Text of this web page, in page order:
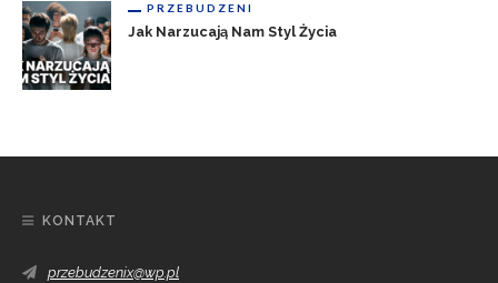
PRZEBUDZENI
Jak Narzucają Nam Styl Życia
KONTAKT
przebudzenix@wp.pl